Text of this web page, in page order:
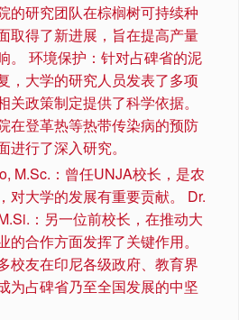
的研究团队在棕榈树可持续种
取得了新进展，旨在提高产量
。 环境保护：针对占碑省的泥
，大学的研究人员发表了多项
关政策制定提供了科学依据。
在登革热等热带传染病的预防
行了深入研究。
M.Sc.：曾任UNJA校长，是农
对大学的发展有重要贡献。 Dr.
：另一位前校长，在推动大
的合作方面发挥了关键作用。
校友在印尼各级政府、教育界
为占碑省乃至全国发展的中坚